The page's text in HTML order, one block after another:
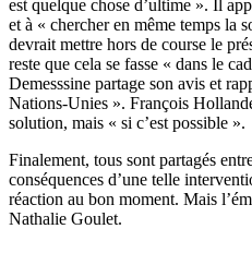
est quelque chose d’ultime ». Il
et à « chercher en même temps la
devrait mettre hors de course le
reste que cela se fasse « dans le
Demesssine partage son avis et
Nations-Unies ». François
solution, mais « si c’est possible ».
Finalement, tous sont partagés
conséquences d’une telle
réaction au bon moment. Mais
Nathalie Goulet.